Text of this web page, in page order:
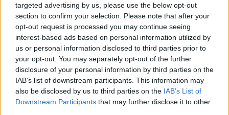
targeted advertising by us, please use the below opt-out
section to confirm your selection. Please note that after your
opt-out request is processed you may continue seeing
interest-based ads based on personal information utilized by
us or personal information disclosed to third parties prior to
your opt-out. You may separately opt-out of the further
disclosure of your personal information by third parties on the
IAB’s list of downstream participants. This information may
also be disclosed by us to third parties on the IAB’s List of
Downstream Participants that may further disclose it to other
Susiję straipsniai